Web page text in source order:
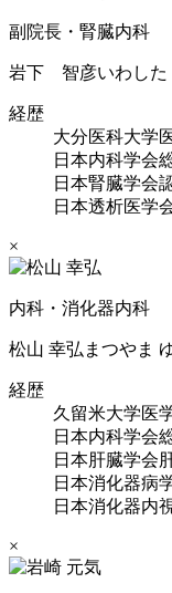
副院長・腎臓内科
岩下 智彦いわし
経歴
大分医科大学
日本内科学会
日本腎臓学会
日本透析医学
×
内科・消化器内科
松山 幸弘 まつやま
経歴
久留米大学医
日本内科学会
日本肝臓学会
日本消化器病
日本消化器内
×